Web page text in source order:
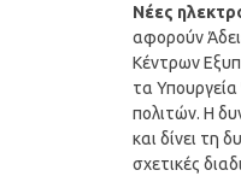
Νέες
αφορούν
Κέντρων
τα
πολιτών. Η
και δίνει τη
σχετικές